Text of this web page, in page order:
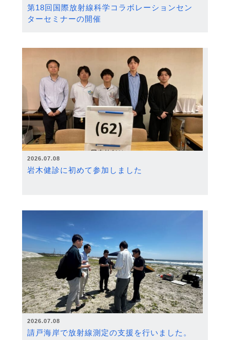
第18回国際放射線科学コラボレーションセン
ターセミナーの開催
2026.07.08
岩木健診に初めて参加しました
2026.07.08
請戸海岸で放射線測定の支援を行いました。